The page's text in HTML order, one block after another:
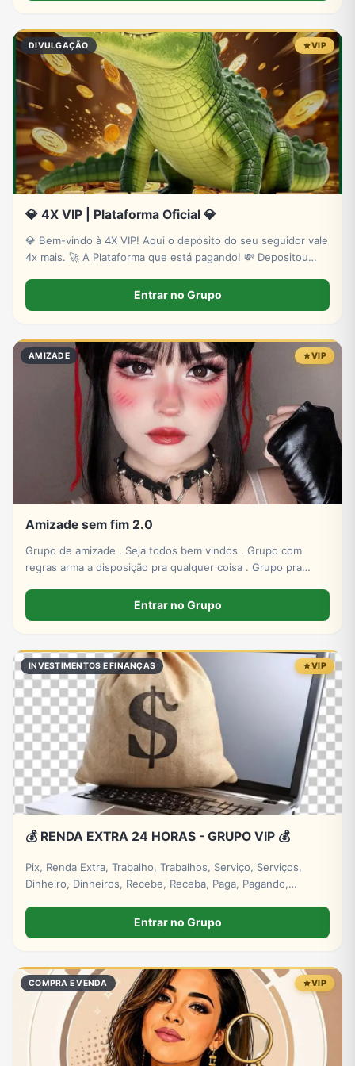
DIVULGAÇÃO VIP
💎 4X VIP | Plataforma Oficial 💎
💎 Bem-vindo à 4X VIP! Aqui o depósito do seu seguidor vale
4x mais. 🚀 A Plataforma que está pagando! 💸 Depositou
R$4.000. 👑 Blogueiros recebem 50% de cada depósito.
Entrar no Grupo
AMIZADE VIP
Amizade sem fim 2.0
Grupo de amizade . Seja todos bem vindos . Grupo com
regras arma a disposição pra qualquer coisa . Grupo pra
Entrar no Grupo
INVESTIMENTOS E FINANÇAS VIP
💰 RENDA EXTRA 24 HORAS - GRUPO VIP 💰
Pix, Renda Extra, Trabalho, Trabalhos, Serviço, Serviços,
Dinheiro, Dinheiros, Recebe, Receba, Paga, Pagando,
#grupos #grupo #whatsappEntrar no Grupo
COMPRA E VENDA VIP